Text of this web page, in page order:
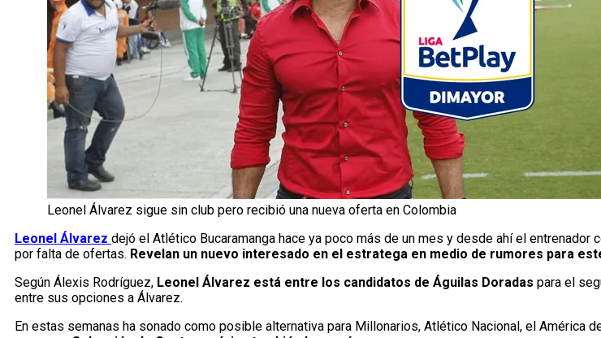
Leonel Álvarez sigue sin club pero recibió una nueva oferta en Colombia
Leonel Álvarez dejó el Atlético Bucaramanga hace ya poco más de un mes y desde ahí el entrenador
por falta de ofertas. Revelan un nuevo interesado en el estratega en medio de rumores para
Según Álexis Rodríguez, Leonel Álvarez está entre los candidatos de Águilas Doradas para el
entre sus opciones a Álvarez.
En estas semanas ha sonado como posible alternativa para Millonarios, Atlético Nacional, el América